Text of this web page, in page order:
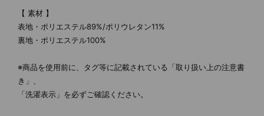
【 素材 】
表地・ポリエステル89%/ポリウレタン11%
裏地・ポリエステル100%
※商品を使用前に、タグ等に記載されている「取り扱い上の注意書
き」、
「洗濯表示」を必ずご確認ください。